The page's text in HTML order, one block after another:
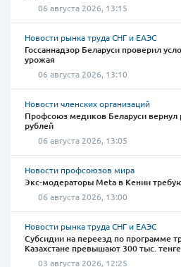
06 августа 2026, 13:15
Новости рынка труда СНГ и ЕАЭС
Госсаннадзор Беларуси проверил
урожая
06 августа 2026, 13:10
Новости членских организаций
Профсоюз медиков Беларуси вернул
рублей
06 августа 2026, 13:05
Новости профсоюзов мира
Экс-модераторы Meta в Кении
06 августа 2026, 13:00
Новости рынка труда СНГ и ЕАЭС
Субсидии на переезд по программе
Казахстане превышают 300 тыс. тенге
03 августа 2026, 12:25